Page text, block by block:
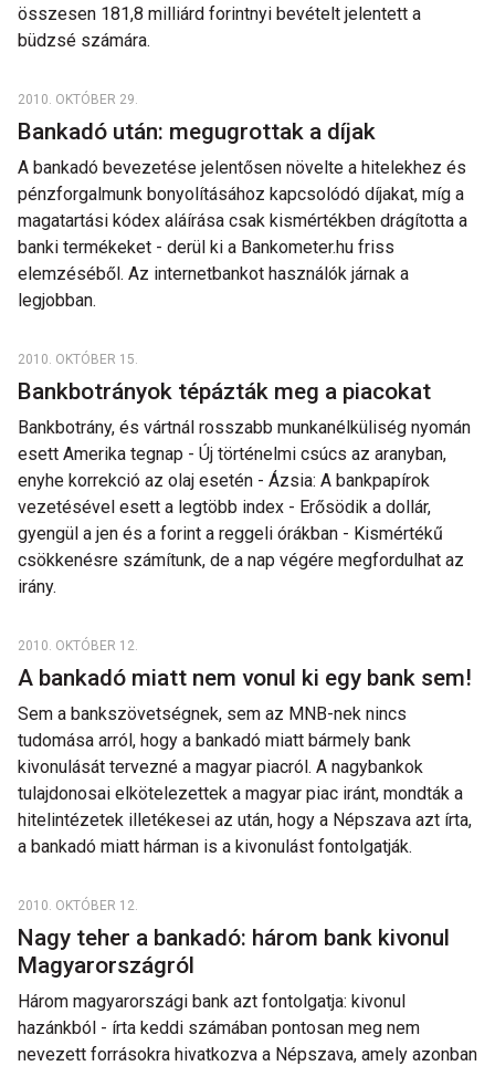
összesen 181,8 milliárd forintnyi bevételt jelentett a
büdzsé számára.
2010. OKTÓBER 29.
Bankadó után: megugrottak a díjak
A bankadó bevezetése jelentősen növelte a hitelekhez és
pénzforgalmunk bonyolításához kapcsolódó díjakat, míg a
magatartási kódex aláírása csak kismértékben drágította a
banki termékeket - derül ki a Bankometer.hu friss
elemzéséből. Az internetbankot használók járnak a
legjobban.
2010. OKTÓBER 15.
Bankbotrányok tépázták meg a piacokat
Bankbotrány, és vártnál rosszabb munkanélküliség nyomán
esett Amerika tegnap - Új történelmi csúcs az aranyban,
enyhe korrekció az olaj esetén - Ázsia: A bankpapírok
vezetésével esett a legtöbb index - Erősödik a dollár,
gyengül a jen és a forint a reggeli órákban - Kismértékű
csökkenésre számítunk, de a nap végére megfordulhat az
irány.
2010. OKTÓBER 12.
A bankadó miatt nem vonul ki egy bank sem!
Sem a bankszövetségnek, sem az MNB-nek nincs
tudomása arról, hogy a bankadó miatt bármely bank
kivonulását tervezné a magyar piacról. A nagybankok
tulajdonosai elkötelezettek a magyar piac iránt, mondták a
hitelintézetek illetékesei az után, hogy a Népszava azt írta,
a bankadó miatt hárman is a kivonulást fontolgatják.
2010. OKTÓBER 12.
Nagy teher a bankadó: három bank kivonul
Magyarországról
Három magyarországi bank azt fontolgatja: kivonul
hazánkból - írta keddi számában pontosan meg nem
nevezett forrásokra hivatkozva a Népszava, amely azonban